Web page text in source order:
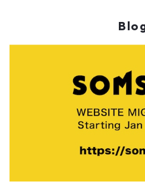
Calligraphy works
Photographic works
Digital Artworks
Bamboo Artworks
OSAMU SATO/佐藤理
Maywa Denki/明和電機
Sun Yibing/孫一氷